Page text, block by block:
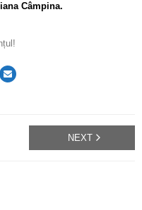
Câmpina.
NEXT